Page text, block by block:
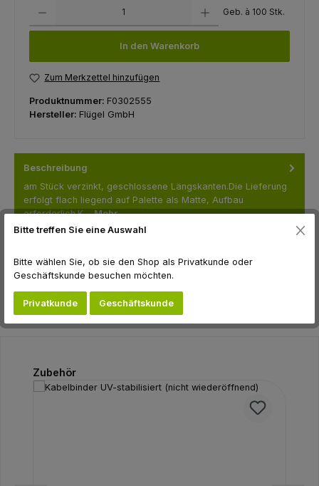
Geb. à 100 Stk.
In den Warenkorb
Zum Merkzettel hinzufügen
Produktnummer: F0302555
Hersteller: Flügel GmbH
Beschreibung
am Stück verzinkt, geschlossene Längskanten.Die Lieferung
erfolgt flach liegend auf Palette als Matte, Aufbau
erforderlich.K…Mehr
Bewertungen
Produktgalerie überspringen
Zubehör
Bitte treffen Sie eine Auswahl
Bitte wählen Sie, ob sie den Shop als Privatkunde oder
Geschäftskunde besuchen möchten.
Privatkunde Geschäftskunde